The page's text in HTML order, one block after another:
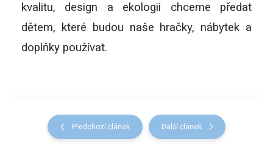
kvalitu, design a ekologii chceme předat
dětem, které budou naše hračky, nábytek a
doplňky používat.
Předchozí článek Další článek